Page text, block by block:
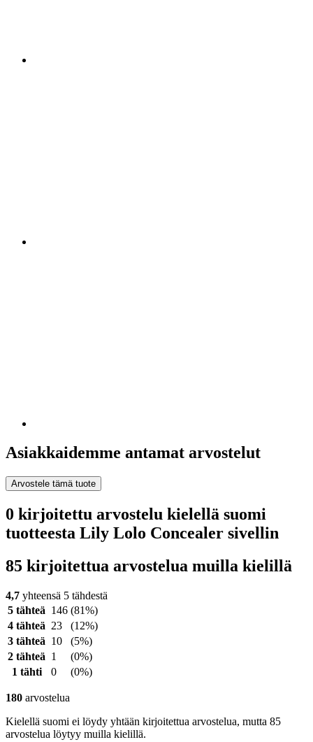
Asiakkaidemme antamat arvostelut
Arvostele tämä tuote
0 kirjoitettu arvostelu kielellä suomi
tuotteesta Lily Lolo Concealer sivellin
85 kirjoitettua arvostelua muilla kielillä
4,7 yhteensä 5 tähdestä
5 tähteä 146 (81%)
4 tähteä 23
(12%)
3 tähteä 10
(5%)
2 tähteä 1
(0%)
1 tähti
0 (0%)
180 arvostelua
Kielellä suomi ei löydy yhtään kirjoitettua arvostelua, mutta 85
arvostelua löytyy muilla kielillä.